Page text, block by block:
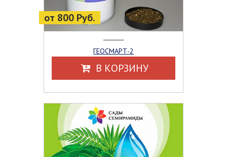
от 800 Руб.
ГЕОСМАРТ-2
В КОРЗИНУ